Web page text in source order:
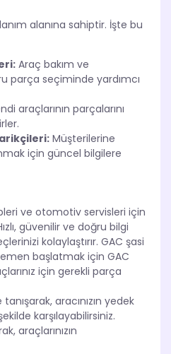
alanına sahiptir. İşte bu
Araç bakım ve
parça seçiminde yardımcı
araçlarının parçalarını
Müşterilerine
için güncel bilgilere
ve otomotiv servisleri için
güvenilir ve doğru bilgi
kolaylaştırır. GAC şasi
başlatmak için GAC
için gerekli parça
tanışarak, aracınızın yedek
karşılayabilirsiniz.
araçlarınızın